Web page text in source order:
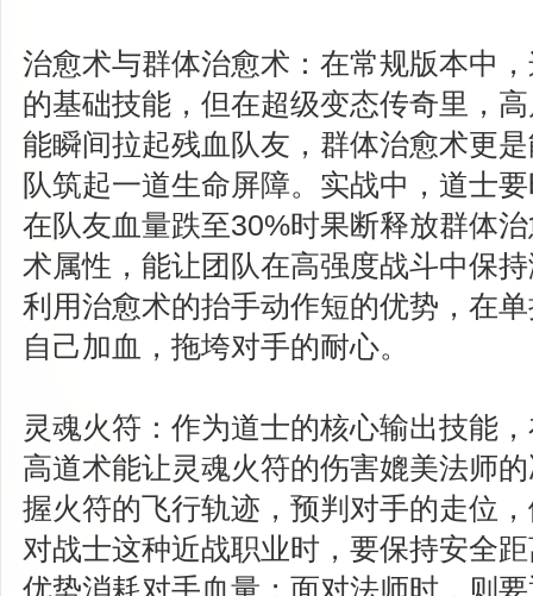
治愈术与群体治愈术：在常规版本中
的基础技能，但在超级变态传奇里，
能瞬间拉起残血队友，群体治愈术更
队筑起一道生命屏障。实战中，道士
在队友血量跌至30%时果断释放群体
术属性，能让团队在高强度战斗中保
利用治愈术的抬手动作短的优势，在
自己加血，拖垮对手的耐心。
灵魂火符：作为道士的核心输出技能
高道术能让灵魂火符的伤害媲美法师
握火符的飞行轨迹，预判对手的走位
对战士这种近战职业时，要保持安全
优势消耗对手血量；面对法师时，则